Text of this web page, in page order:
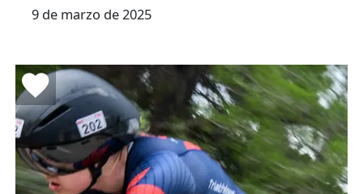
9 de marzo de 2025